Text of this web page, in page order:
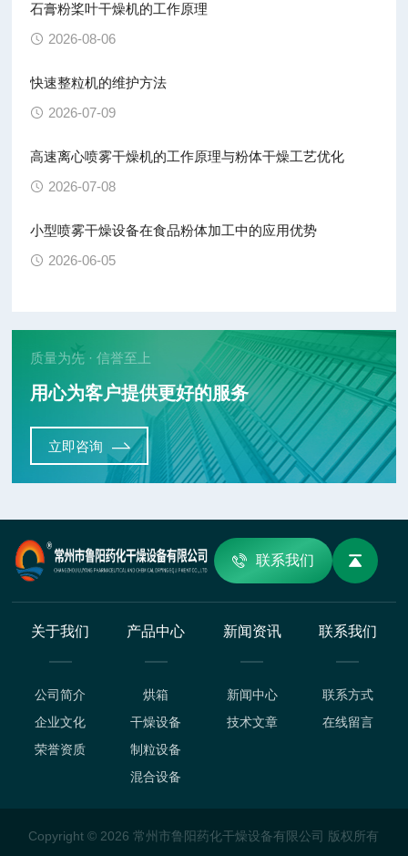
石膏粉桨叶干燥机的工作原理
2026-08-06
快速整粒机的维护方法
2026-07-09
高速离心喷雾干燥机的工作原理与粉体干燥工艺优化
2026-07-08
小型喷雾干燥设备在食品粉体加工中的应用优势
2026-06-05
质量为先 · 信誉至上
用心为客户提供更好的服务
立即咨询
联系我们
关于我们
公司简介
企业文化
荣誉资质
产品中心
烘箱
干燥设备
制粒设备
混合设备
新闻资讯
新闻中心
技术文章
联系我们
联系方式
在线留言
Copyright © 2026 常州市鲁阳药化干燥设备有限公司 版权所有